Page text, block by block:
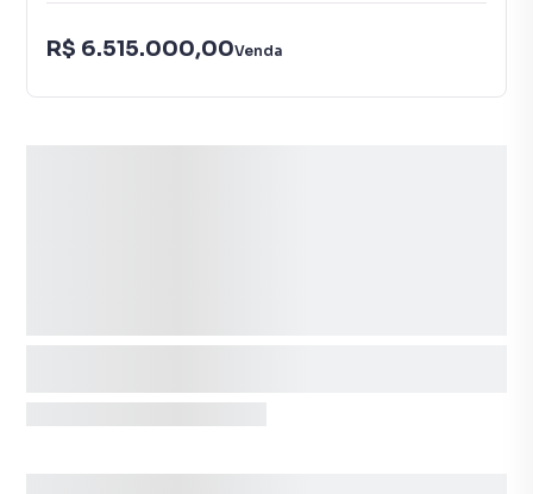
R$ 6.515.000,00Venda